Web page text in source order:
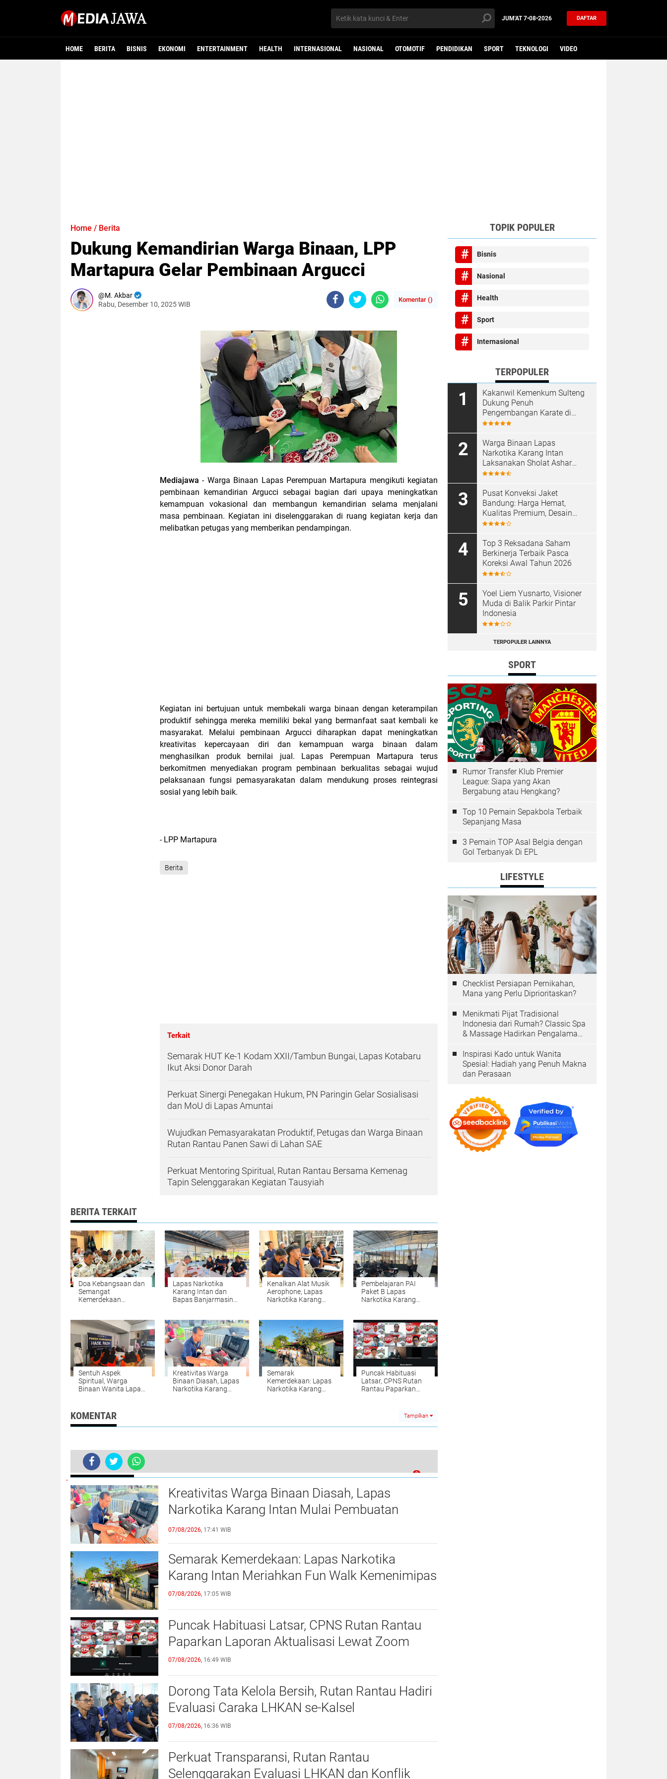
JUM'AT7•08•2026 DAFTAR
HOME BERITA BISNIS EKONOMI ENTERTAINMENT HEALTH INTERNASIONAL NASIONAL OTOMOTIF PENDIDIKAN SPORT TEKNOLOGI VIDEO
Home / Berita
Dukung Kemandirian Warga Binaan, LPP
Martapura Gelar Pembinaan Argucci
M. Akbar
Rabu, Desember 10, 2025 WIB
Komentar ()
Mediajawa - Warga Binaan Lapas Perempuan Martapura mengikuti kegiatan
pembinaan kemandirian Argucci sebagai bagian dari upaya meningkatkan
kemampuan vokasional dan membangun kemandirian selama menjalani
masa pembinaan. Kegiatan ini diselenggarakan di ruang kegiatan kerja dan
melibatkan petugas yang memberikan pendampingan.
Kegiatan ini bertujuan untuk membekali warga binaan dengan keterampilan
produktif sehingga mereka memiliki bekal yang bermanfaat saat kembali ke
masyarakat. Melalui pembinaan Argucci diharapkan dapat meningkatkan
kreativitas kepercayaan diri dan kemampuan warga binaan dalam
menghasilkan produk bernilai jual. Lapas Perempuan Martapura terus
berkomitmen menyediakan program pembinaan berkualitas sebagai wujud
pelaksanaan fungsi pemasyarakatan dalam mendukung proses reintegrasi
sosial yang lebih baik.
- LPP Martapura
Berita
Terkait
Semarak HUT Ke-1 Kodam XXII/Tambun Bungai, Lapas Kotabaru
Ikut Aksi Donor Darah
Perkuat Sinergi Penegakan Hukum, PN Paringin Gelar Sosialisasi
dan MoU di Lapas Amuntai
Wujudkan Pemasyarakatan Produktif, Petugas dan Warga Binaan
Rutan Rantau Panen Sawi di Lahan SAE
Perkuat Mentoring Spiritual, Rutan Rantau Bersama Kemenag
Tapin Selenggarakan Kegiatan Tausyiah
BERITA TERKAIT
Doa Kebangsaan dan
Semangat
Kemerdekaan
Intan Teguhkan
Persatuan
Lapas Narkotika
Karang Intan dan
Bapas Banjarmasin
Warga Binaan
Kenalkan Alat Musik
Aerophone, Lapas
Narkotika Karang
Pembelajaran PAI
Paket B Lapas
Narkotika Karang
Kebaikan Salat
Sentuh Aspek
Spiritual, Warga
Binaan Wanita Lapas
Kreativitas Warga
Binaan Diasah, Lapas
Narkotika Karang
Bambu
Semarak
Kemerdekaan: Lapas
Narkotika Karang
Puncak Habituasi
Latsar, CPNS Rutan
Rantau Paparkan
KOMENTAR Tampilkan
Dukung Kemandirian Warga Binaan, LPP Martapura Gelar Pembinaan Argucci
0
BERITA TERKINI
Kreativitas Warga Binaan Diasah, Lapas
Narkotika Karang Intan Mulai Pembuatan
Miniatur Gantungan Kunci Huruf Abjad dari
Bambu
07/08/2026, 17:41 WIB
Semarak Kemerdekaan: Lapas Narkotika
Karang Intan Meriahkan Fun Walk Kemenimipas
07/08/2026, 17:05 WIB
Puncak Habituasi Latsar, CPNS Rutan Rantau
Paparkan Laporan Aktualisasi Lewat Zoom
07/08/2026, 16:49 WIB
Dorong Tata Kelola Bersih, Rutan Rantau Hadiri
Evaluasi Caraka LHKAN se-Kalsel
07/08/2026, 16:36 WIB
Perkuat Transparansi, Rutan Rantau
Selenggarakan Evaluasi LHKAN dan Konflik
TOPIK POPULER
Bisnis
Nasional
Health
Sport
Internasional
TERPOPULER
Kakanwil Kemenkum Sulteng
Dukung Penuh
Pengembangan Karate di
Bumi Seribu Megalith
Warga Binaan Lapas
Narkotika Karang Intan
Laksanakan Sholat Ashar
Berjamaah di Masjid At-
Pusat Konveksi Jaket
Bandung: Harga Hemat,
Kualitas Premium, Desain
Custom
Top 3 Reksadana Saham
Berkinerja Terbaik Pasca
Koreksi Awal Tahun 2026
Yoel Liem Yusnarto, Visioner
Muda di Balik Parkir Pintar
Indonesia
TERPOPULER LAINNYA
SPORT
Rumor Transfer Klub Premier
League: Siapa yang Akan
Bergabung atau Hengkang?
Top 10 Pemain Sepakbola Terbaik
Sepanjang Masa
3 Pemain TOP Asal Belgia dengan
Gol Terbanyak Di EPL
LIFESTYLE
Checklist Persiapan Pernikahan,
Mana yang Perlu Diprioritaskan?
Menikmati Pijat Tradisional
Indonesia dari Rumah? Classic Spa
& Massage Hadirkan Pengalaman
Inspirasi Kado untuk Wanita
Spesial: Hadiah yang Penuh Makna
dan Perasaan